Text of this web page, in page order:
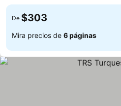
De $303
Mira precios de 6 páginas